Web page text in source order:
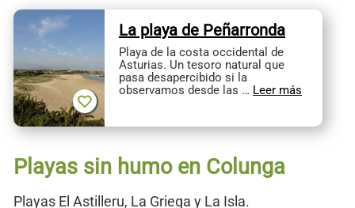
La playa de Peñarronda
Playa de la costa occidental de
Asturias. Un tesoro natural que
pasa desapercibido si la
observamos desde las … Leer más
Playas sin humo en Colunga
Playas El Astilleru, La Griega y La Isla.